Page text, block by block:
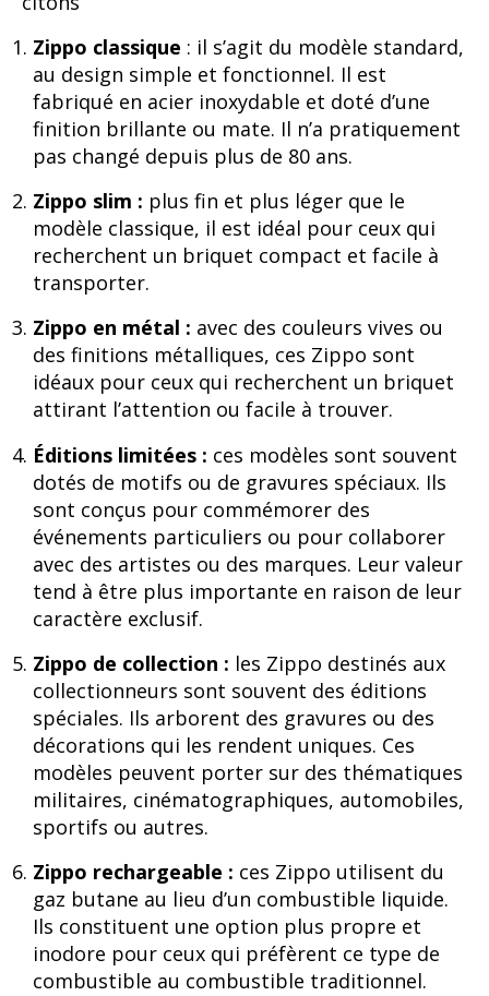
Zippo classique : il s’agit du modèle standard,
au design simple et fonctionnel. Il est
fabriqué en acier inoxydable et doté d’une
finition brillante ou mate. Il n’a pratiquement
pas changé depuis plus de 80 ans.
Zippo slim : plus fin et plus léger que le
modèle classique, il est idéal pour ceux qui
recherchent un briquet compact et facile à
transporter.
Zippo en métal : avec des couleurs vives ou
des finitions métalliques, ces Zippo sont
idéaux pour ceux qui recherchent un briquet
attirant l’attention ou facile à trouver.
Éditions limitées : ces modèles sont souvent
dotés de motifs ou de gravures spéciaux. Ils
sont conçus pour commémorer des
événements particuliers ou pour collaborer
avec des artistes ou des marques. Leur valeur
tend à être plus importante en raison de leur
caractère exclusif.
Zippo de collection : les Zippo destinés aux
collectionneurs sont souvent des éditions
spéciales. Ils arborent des gravures ou des
décorations qui les rendent uniques. Ces
modèles peuvent porter sur des thématiques
militaires, cinématographiques, automobiles,
sportifs ou autres.
Zippo rechargeable : ces Zippo utilisent du
gaz butane au lieu d’un combustible liquide.
Ils constituent une option plus propre et
inodore pour ceux qui préfèrent ce type de
combustible au combustible traditionnel.